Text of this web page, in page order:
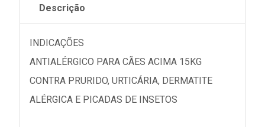
Descrição
INDICAÇÕES
ANTIALÉRGICO PARA CÃES ACIMA 15KG
CONTRA PRURIDO, URTICÁRIA, DERMATITE
ALÉRGICA E PICADAS DE INSETOS